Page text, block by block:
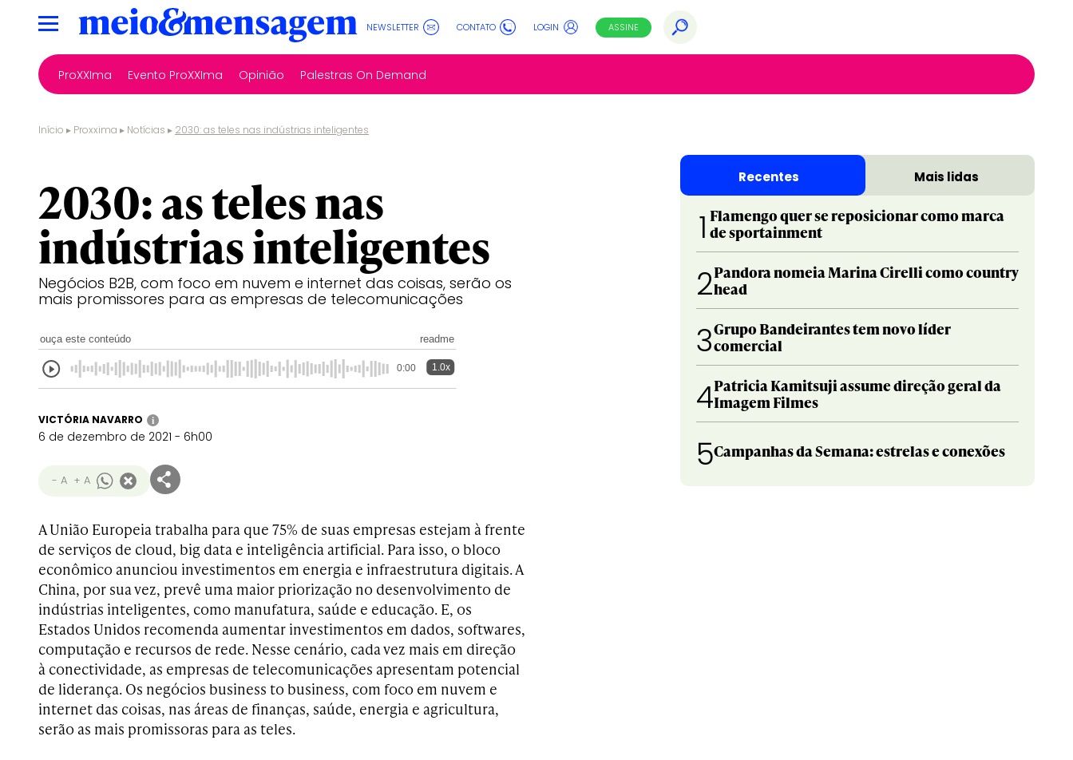
NEWSLETTER CONTATO LOGIN ASSINE
ProXXIma Evento ProXXIma Opinião Palestras On Demand
Início ▸ Proxxima ▸ Notícias ▸ 2030: as teles nas indústrias inteligentes
2030: as teles nas
indústrias inteligentes
Negócios B2B, com foco em nuvem e internet das coisas, serão os
mais promissores para as empresas de telecomunicações
ouça este conteúdo readme
0:00 1.0x
VICTÓRIA NAVARRO i
6 de dezembro de 2021 - 6h00
- A + A
A União Europeia trabalha para que 75% de suas empresas estejam à frente
de serviços de cloud, big data e inteligência artificial. Para isso, o bloco
econômico anunciou investimentos em energia e infraestrutura digitais. A
China, por sua vez, prevê uma maior priorização no desenvolvimento de
indústrias inteligentes, como manufatura, saúde e educação. E, os
Estados Unidos recomenda aumentar investimentos em dados, softwares,
computação e recursos de rede. Nesse cenário, cada vez mais em direção
à conectividade, as empresas de telecomunicações apresentam potencial
de liderança. Os negócios business to business, com foco em nuvem e
internet das coisas, nas áreas de finanças, saúde, energia e agricultura,
serão as mais promissoras para as teles.
Recentes Mais lidas
1 Flamengo quer se reposicionar como marca
de sportainment
2Pandora nomeia Marina Cirelli como country
head
3Grupo Bandeirantes tem novo líder
comercial
4Patricia Kamitsuji assume direção geral da
Imagem Filmes
5Campanhas da Semana: estrelas e conexões